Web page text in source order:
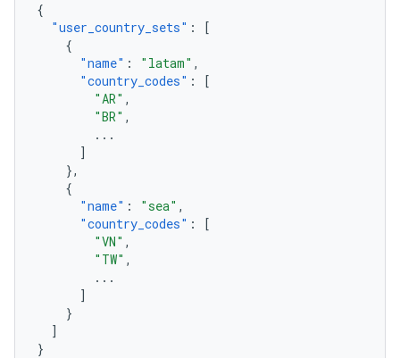
{
"user_country_sets" :
[
{
"name" : "latam" ,
"country_codes" :
[
"AR" ,
"BR" ,
...
]
},
{
"name" : "sea" ,
"country_codes" :
[
"VN" ,
"TW" ,
...
]
}
]
}